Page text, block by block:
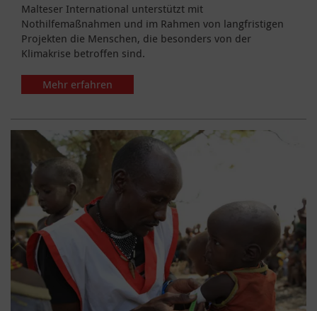
Malteser International unterstützt mit
Nothilfemaßnahmen und im Rahmen von langfristigen
Projekten die Menschen, die besonders von der
Klimakrise betroffen sind.
Mehr erfahren